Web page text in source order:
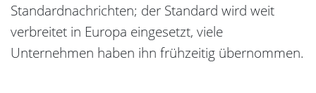
Standardnachrichten; der Standard wird weit
verbreitet in Europa eingesetzt, viele
Unternehmen haben ihn frühzeitig übernommen.